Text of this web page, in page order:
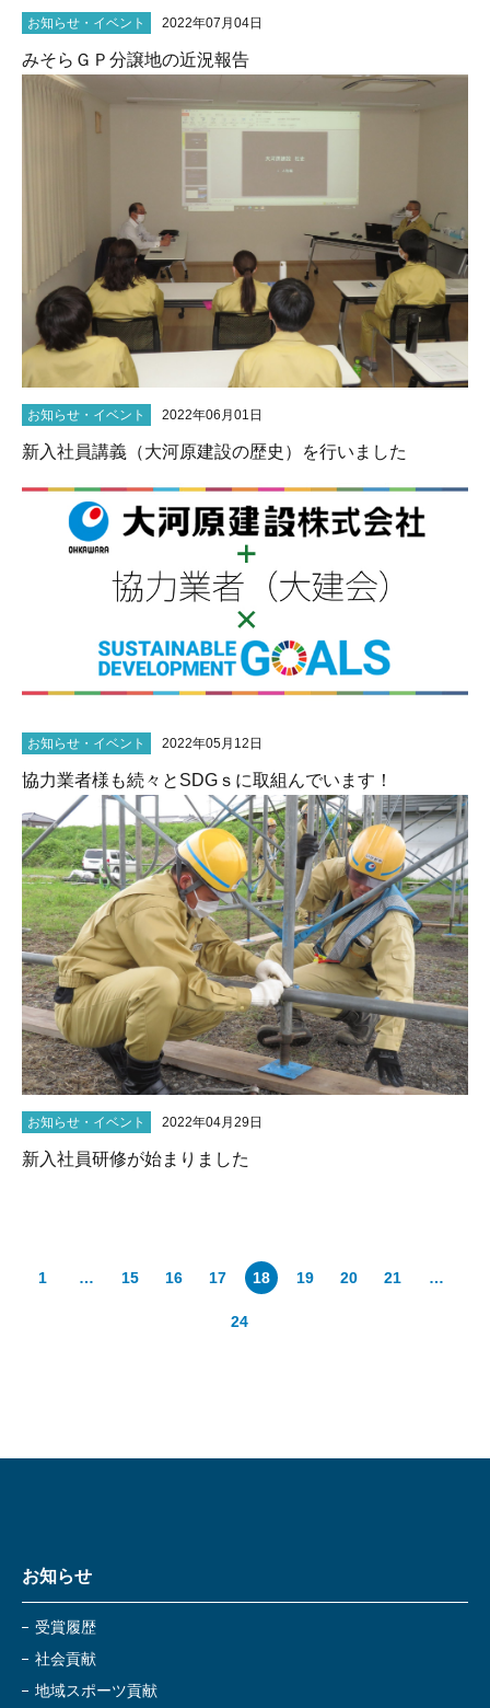
お知らせ・イベント 2022年07月04日
みそらＧＰ分譲地の近況報告
お知らせ・イベント 2022年06月01日
新入社員講義（大河原建設の歴史）を行いました
お知らせ・イベント 2022年05月12日
協力業者様も続々とSDGｓに取組んでいます！
お知らせ・イベント 2022年04月29日
新入社員研修が始まりました
1 … 15 16 17 18 19 20 21 …
24
お知らせ
受賞履歴
社会貢献
地域スポーツ貢献